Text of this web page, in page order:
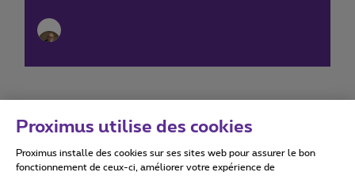
Conditions d'utilisation Accessibility statement
Proximus utilise des cookies
Proximus installe des cookies sur ses sites web pour assurer le bon
fonctionnement de ceux-ci, améliorer votre expérience de